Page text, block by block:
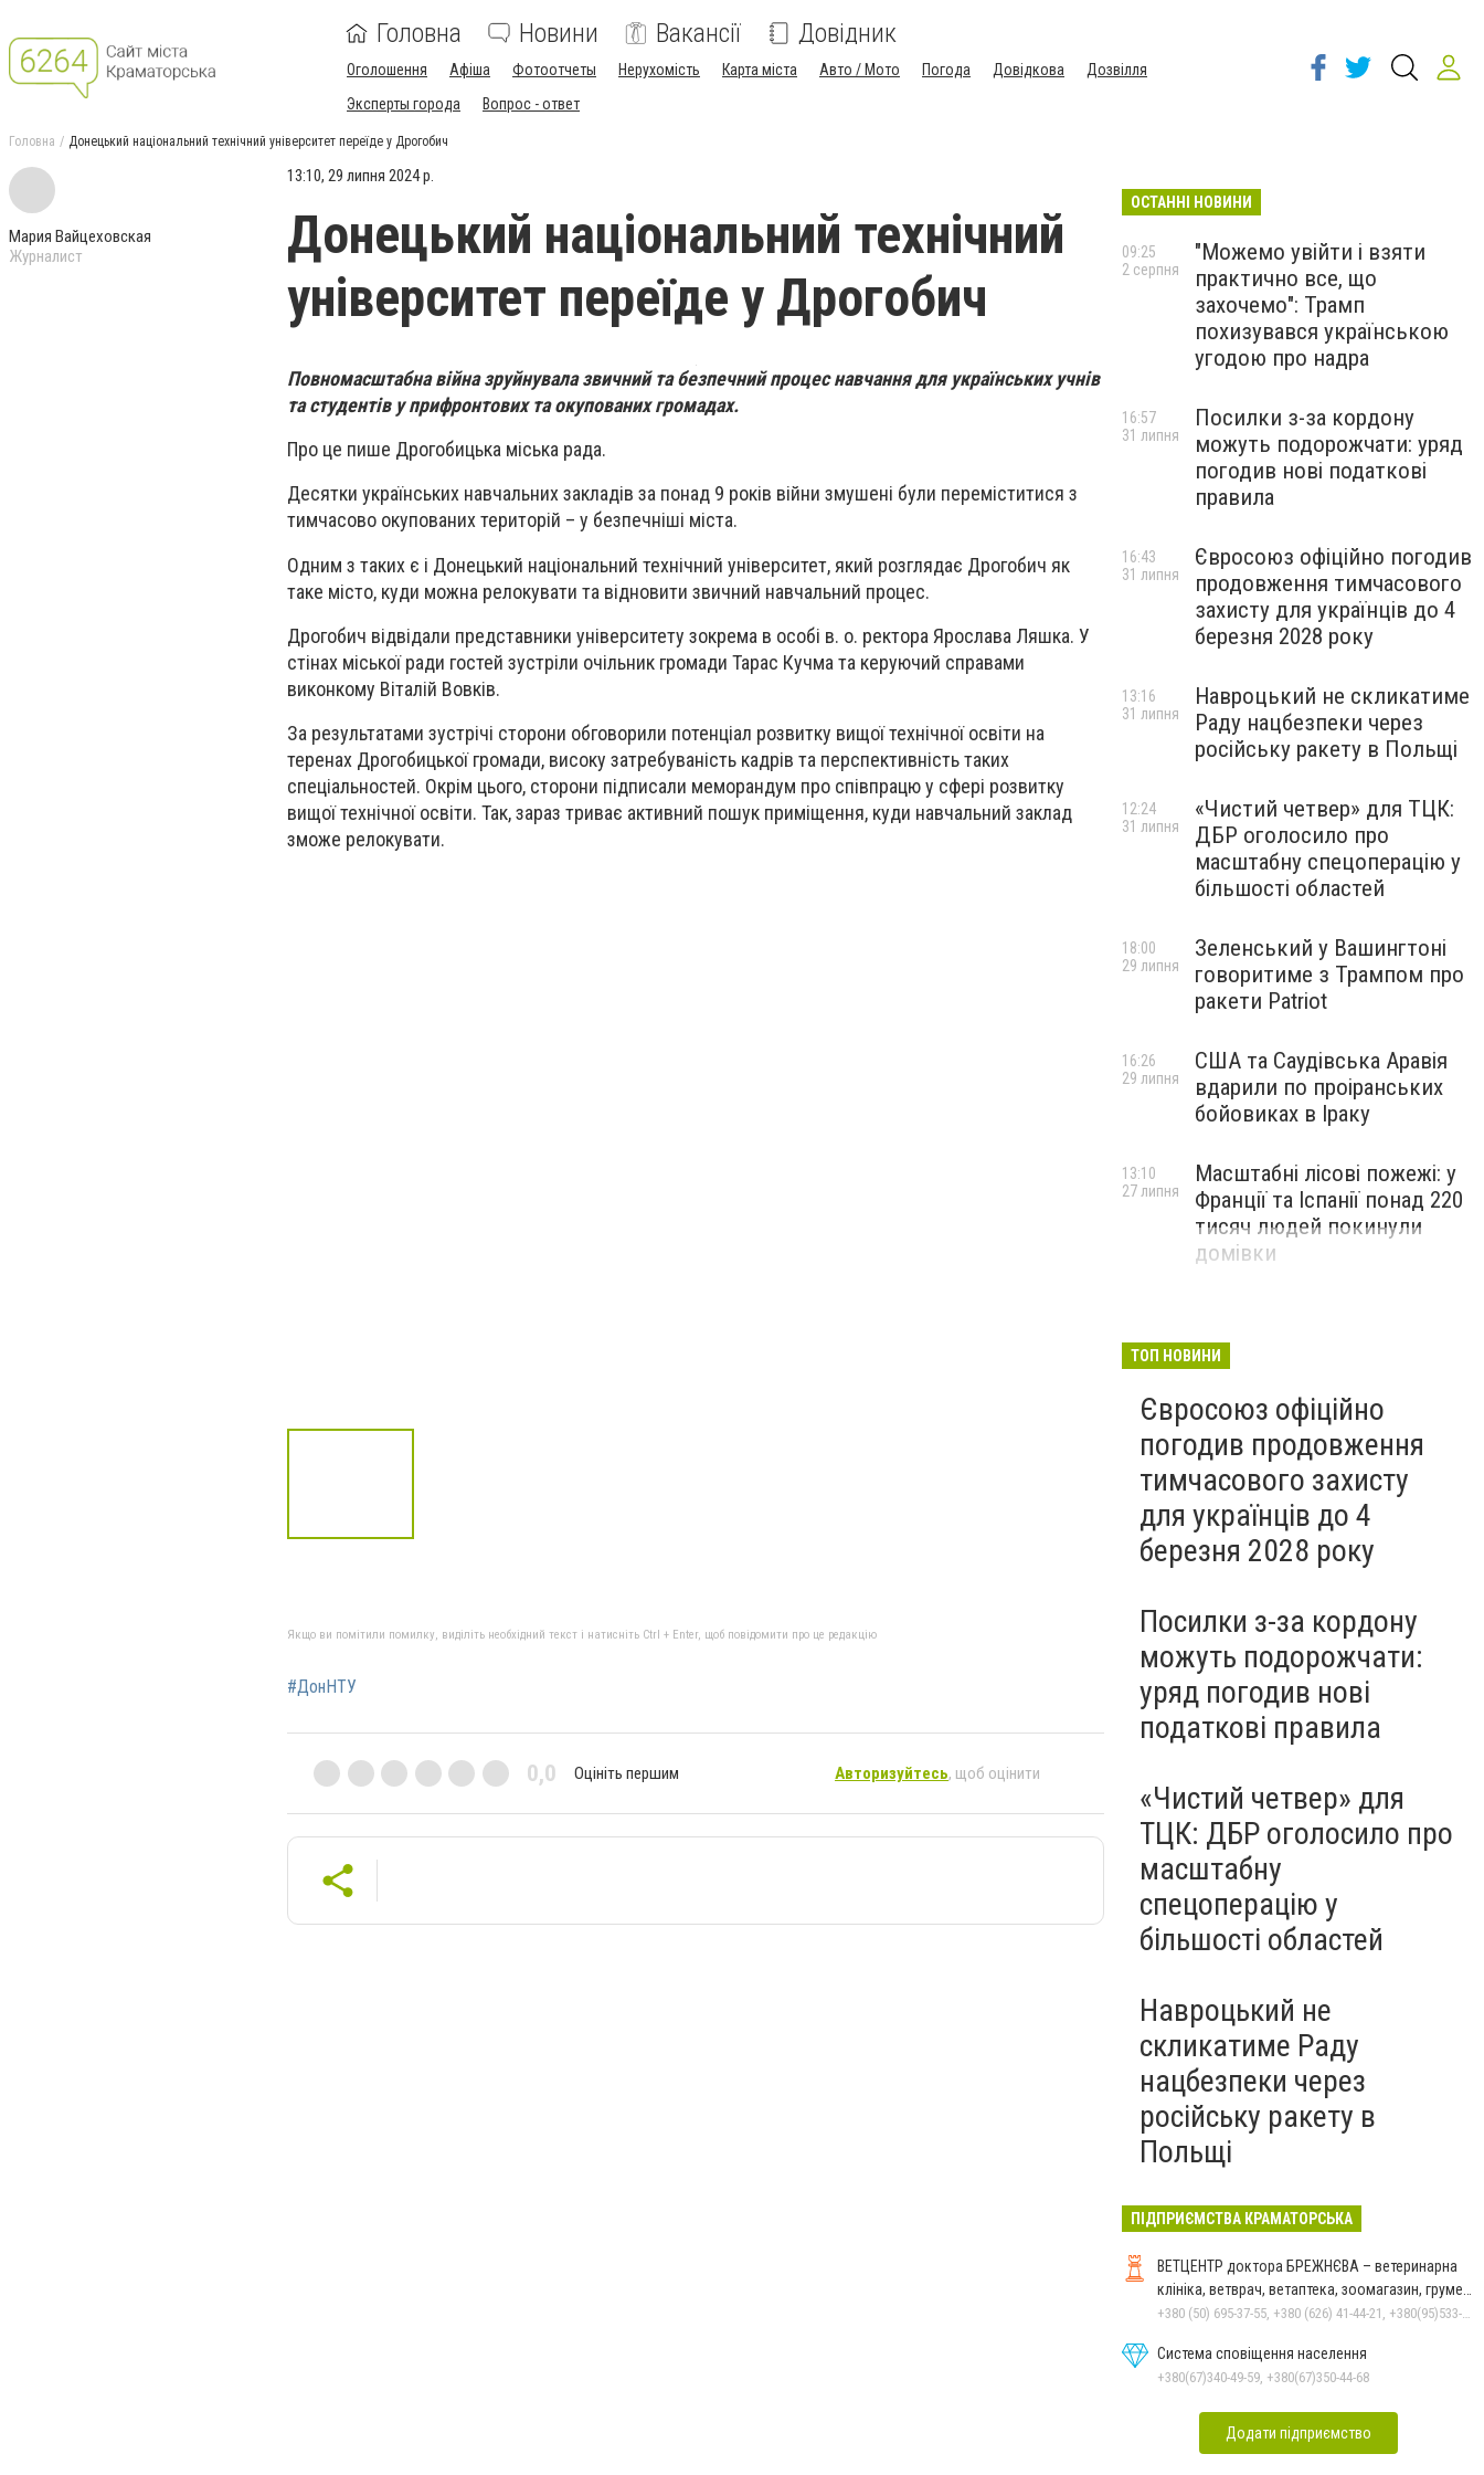
Головна Новини Вакансії Довідник
Оголошення Афіша Фотоотчеты Нерухомість Карта міста Авто / Мото Погода Довідкова
Дозвілля
Эксперты города
Вопрос - ответ
Головна Донецький національний технічний університет переїде у Дрогобич
Мария Вайцеховская
Журналист
13:10, 29 липня 2024 р.
Донецький національний технічний
університет переїде у Дрогобич
Повномасштабна війна зруйнувала звичний та безпечний процес навчання для українських учнів
та студентів у прифронтових та окупованих громадах.
Про це пише Дрогобицька міська рада.
Десятки українських навчальних закладів за понад 9 років війни змушені були переміститися з
тимчасово окупованих територій – у безпечніші міста.
Одним з таких є і Донецький національний технічний університет, який розглядає Дрогобич як
таке місто, куди можна релокувати та відновити звичний навчальний процес.
Дрогобич відвідали представники університету зокрема в особі в. о. ректора Ярослава Ляшка. У
стінах міської ради гостей зустріли очільник громади Тарас Кучма та керуючий справами
виконкому Віталій Вовків.
За результатами зустрічі сторони обговорили потенціал розвитку вищої технічної освіти на
теренах Дрогобицької громади, високу затребуваність кадрів та перспективність таких
спеціальностей. Окрім цього, сторони підписали меморандум про співпрацю у сфері розвитку
вищої технічної освіти. Так, зараз триває активний пошук приміщення, куди навчальний заклад
зможе релокувати.
Якщо ви помітили помилку, виділіть необхідний текст і натисніть Ctrl + Enter, щоб повідомити про це редакцію
#ДонНТУ
0,0 Оцініть першим Авторизуйтесь, щоб оцінити
ОСТАННІ НОВИНИ
"Можемо увійти і взяти
практично все, що
захочемо": Трамп
похизувався українською
угодою про надра
09:25
2 серпня
Посилки з-за кордону
можуть подорожчати: уряд
погодив нові податкові
правила
16:57
31 липня
Євросоюз офіційно погодив
продовження тимчасового
захисту для українців до 4
березня 2028 року
16:43
31 липня
Навроцький не скликатиме
Раду нацбезпеки через
російську ракету в Польщі
13:16
31 липня
«Чистий четвер» для ТЦК:
ДБР оголосило про
масштабну спецоперацію у
більшості областей
12:24
31 липня
Зеленський у Вашингтоні
говоритиме з Трампом про
ракети Patriot
18:00
29 липня
США та Саудівська Аравія
вдарили по проіранських
бойовиках в Іраку
16:26
29 липня
Масштабні лісові пожежі: у
Франції та Іспанії понад 220
тисяч людей покинули
домівки
13:10
27 липня
ТОП НОВИНИ
Євросоюз офіційно
погодив продовження
тимчасового захисту
для українців до 4
березня 2028 року
Посилки з-за кордону
можуть подорожчати:
уряд погодив нові
податкові правила
«Чистий четвер» для
ТЦК: ДБР оголосило про
масштабну
спецоперацію у
більшості областей
Навроцький не
скликатиме Раду
нацбезпеки через
російську ракету в
Польщі
ПІДПРИЄМСТВА КРАМАТОРСЬКА
ВЕТЦЕНТР доктора БРЕЖНЄВА – ветеринарна
клініка, ветврач, ветаптека, зоомагазин, грумер,
стрижки.
+380 (50) 695-37-55, +380 (626) 41-44-21, +380(95)533-90-03
Система сповіщення населення
+380(67)340-49-59, +380(67)350-44-68
Додати підприємство